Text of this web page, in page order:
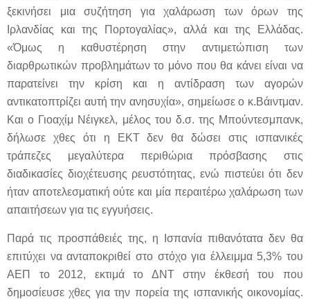
ξεκινήσει μια συζήτηση για χαλάρωση των όρων της
Ιρλανδίας και της Πορτογαλίας», αλλά και της Ελλάδας.
«Όμως η καθυστέρηση στην αντιμετώπιση των
διαρθρωτικών προβλημάτων το μόνο που θα κάνει είναι να
παρατείνει την κρίση και η αντίδραση των αγορών
αντικατοπτρίζει αυτή την ανησυχία», σημείωσε ο κ.Βάιντμαν.
Και ο Γιοαχίμ Νέιγκελ, μέλος του δ.σ. της Μπούντεσμπανκ,
δήλωσε χθες ότι η ΕΚΤ δεν θα δώσει στις ισπανικές
τράπεζες μεγαλύτερα περιθώρια πρόσβασης στις
διαδικασίες διοχέτευσης ρευστότητας, ενώ πιστεύει ότι δεν
ήταν αποτελεσματική ούτε και μία περαιτέρω χαλάρωση των
απαιτήσεων για τις εγγυήσεις.
Παρά τις προσπάθειές της, η Ισπανία πιθανότατα δεν θα
επιτύχει να ανταποκριθεί στο στόχο για έλλειμμα 5,3% του
ΑΕΠ το 2012, εκτιμά το ΔΝΤ στην έκθεσή του που
δημοσίευσε χθες για την πορεία της ισπανικής οικονομίας.